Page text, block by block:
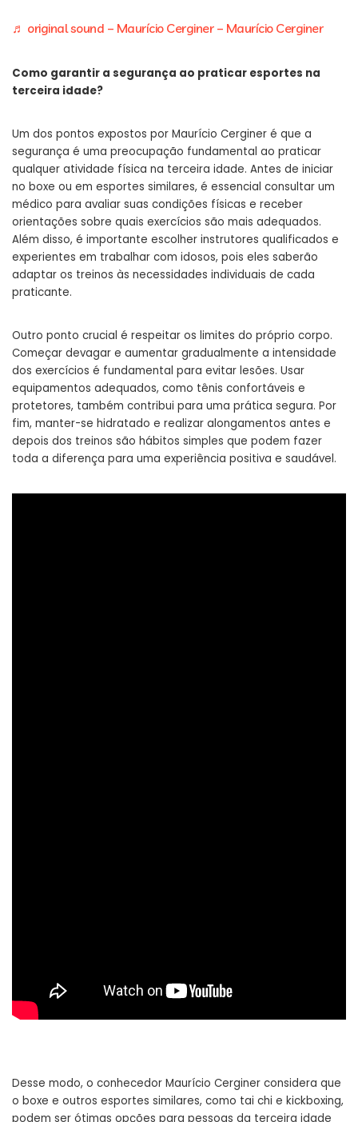
♬ original sound – Maurício Cerginer – Maurício Cerginer
Como garantir a segurança ao praticar esportes na
terceira idade?
Um dos pontos expostos por Maurício Cerginer é que a
segurança é uma preocupação fundamental ao praticar
qualquer atividade física na terceira idade. Antes de iniciar
no boxe ou em esportes similares, é essencial consultar um
médico para avaliar suas condições físicas e receber
orientações sobre quais exercícios são mais adequados.
Além disso, é importante escolher instrutores qualificados e
experientes em trabalhar com idosos, pois eles saberão
adaptar os treinos às necessidades individuais de cada
praticante.
Outro ponto crucial é respeitar os limites do próprio corpo.
Começar devagar e aumentar gradualmente a intensidade
dos exercícios é fundamental para evitar lesões. Usar
equipamentos adequados, como tênis confortáveis e
protetores, também contribui para uma prática segura. Por
fim, manter-se hidratado e realizar alongamentos antes e
depois dos treinos são hábitos simples que podem fazer
toda a diferença para uma experiência positiva e saudável.
Desse modo, o conhecedor Maurício Cerginer considera que
o boxe e outros esportes similares, como tai chi e kickboxing,
podem ser ótimas opções para pessoas da terceira idade